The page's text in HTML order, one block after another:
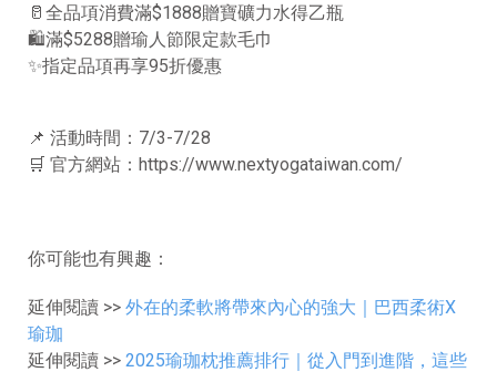
🥛 全品項消費滿$1888贈寶礦力水得乙瓶
🛍️滿$5288贈瑜人節限定款毛巾
✨指定品項再享95折優惠
📌 活動時間： 7/3-7/28
🛒 官方網站： https://www.nextyogataiwan.com/
你可能也有興趣：
延伸閱讀 >> 外在的柔軟將帶來內心的強大｜巴西柔術X
瑜珈
延伸閱讀 >> 2025瑜珈枕推薦排行｜從入門到進階，這些